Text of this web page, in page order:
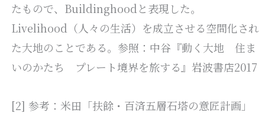
たもので、Buildinghoodと表現した。
Livelihood（人々の生活）を成立させる空間化され
た大地のことである。参照：中谷『動く大地 住ま
いのかたち プレート境界を旅する』岩波書店2017
[2] 参考：米田「扶餘・百済五層石塔の意匠計画」